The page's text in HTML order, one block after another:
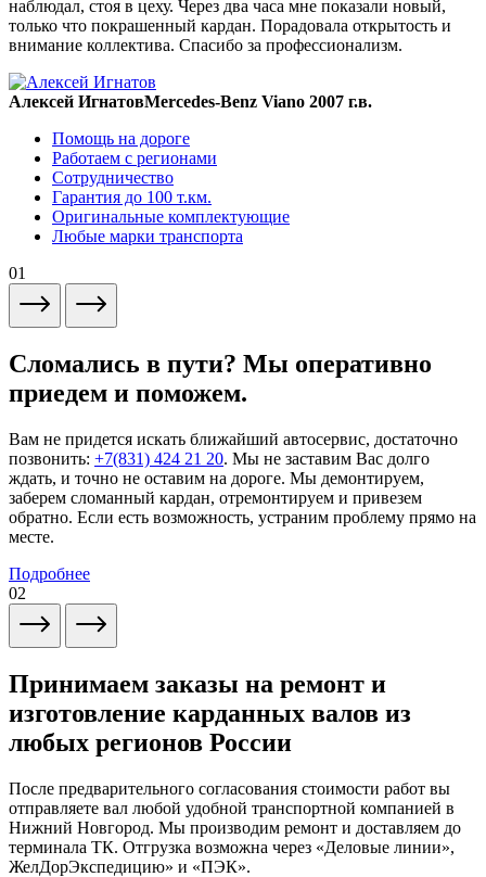
наблюдал, стоя в цеху. Через два часа мне показали новый,
только что покрашенный кардан. Порадовала открытость и
внимание коллектива. Спасибо за профессионализм.
Алексей ИгнатовMercedes-Benz Viano 2007 г.в.
Помощь на дороге
Работаем с регионами
Сотрудничество
Гарантия до 100 т.км.
Оригинальные комплектующие
Любые марки транспорта
01
Сломались в пути? Мы оперативно
приедем и поможем.
Вам не придется искать ближайший автосервис, достаточно
позвонить: +7(831) 424 21 20. Мы не заставим Вас долго
ждать, и точно не оставим на дороге. Мы демонтируем,
заберем сломанный кардан, отремонтируем и привезем
обратно. Если есть возможность, устраним проблему прямо на
месте.
Подробнее
02
Принимаем заказы на ремонт и
изготовление карданных валов из
любых регионов России
После предварительного согласования стоимости работ вы
отправляете вал любой удобной транспортной компанией в
Нижний Новгород. Мы производим ремонт и доставляем до
терминала ТК. Отгрузка возможна через «Деловые линии»,
ЖелДорЭкспедицию» и «ПЭК».